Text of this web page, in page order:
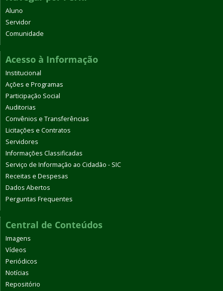
Aluno
Servidor
Comunidade
Acesso à Informação
Institucional
Ações e Programas
Participação Social
Auditorias
Convênios e Transferências
Licitações e Contratos
Servidores
Informações Classificadas
Serviço de Informação ao Cidadão - SIC
Receitas e Despesas
Dados Abertos
Perguntas Frequentes
Central de Conteúdos
Imagens
Vídeos
Periódicos
Notícias
Repositório